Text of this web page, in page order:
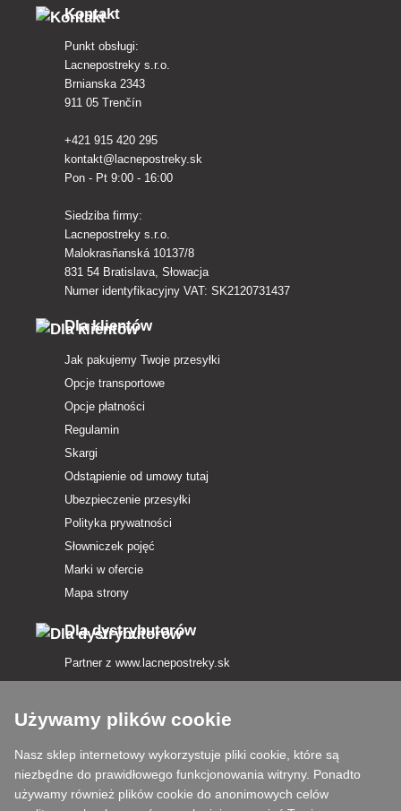
Kontakt
Punkt obsługi:
Lacnepostreky s.r.o.
Brnianska 2343
911 05 Trenčín
+421 915 420 295
kontakt@lacnepostreky.sk
Pon - Pt 9:00 - 16:00
Siedziba firmy:
Lacnepostreky s.r.o.
Malokrasňanská 10137/8
831 54 Bratislava, Słowacja
Numer identyfikacyjny VAT: SK2120731437
Dla klientów
Jak pakujemy Twoje przesyłki
Opcje transportowe
Opcje płatności
Regulamin
Skargi
Odstąpienie od umowy tutaj
Ubezpieczenie przesyłki
Polityka prywatności
Słowniczek pojęć
Marki w ofercie
Mapa strony
Dla dystrybutorów
Partner z www.lacnepostreky.sk
Zawsze służymy fachową poradą
Reklamacje są rozpatrywane w ciągu 24 godzin
Używamy plików cookie
Nasz sklep internetowy wykorzystuje pliki cookie, które są
niezbędne do prawidłowego funkcjonowania witryny. Ponadto
używamy również plików cookie do anonimowych celów